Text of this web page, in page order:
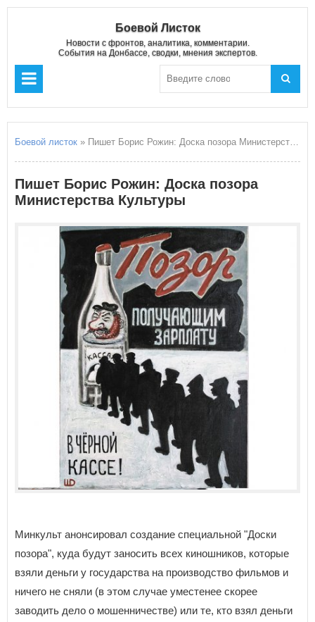
Боевой Листок
Новости с фронтов, аналитика, комментарии.
События на Донбассе, сводки, мнения экспертов.
Боевой листок » Пишет Борис Рожин: Доска позора Министерства Культуры
Пишет Борис Рожин: Доска позора
Министерства Культуры
Минкульт анонсировал создание специальной "Доски
позора", куда будут заносить всех киношников, которые
взяли деньги у государства на производство фильмов и
ничего не сняли (в этом случае уместенее скорее
заводить дело о мошенничестве) или те, кто взял деньги